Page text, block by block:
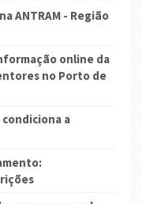
ANTRAM - Região
online da
no Porto de
a